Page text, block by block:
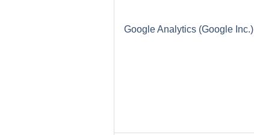
Google Analytics (Google Inc.)